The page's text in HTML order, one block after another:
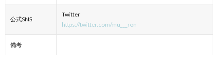
公式SNS
Twitter
https://twitter.com/mu___ron
備考